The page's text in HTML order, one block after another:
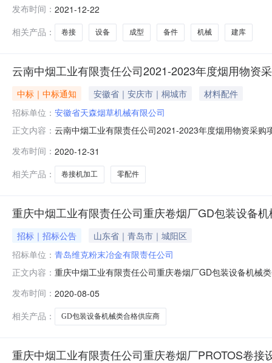
人为：第一名：武汉凤翔科技发展有限公司；投标报价
发布时间： 2021-12-22
相关产品：
卷接 设备 成型 备件 机械 建库
云南中烟工业有限责任公司2021-2023年度烟用物资
中标｜中标通知 安徽省｜安庆市｜桐城市
材料配件
招标单位： 安徽省天森烟草机械有限公司
正文内容： 云南中烟工业有限责任公司2021-2023年度烟用物资采
通用五金配件;紧固件;其它设备;国信招标有限责任公司
发布时间： 2020-12-31
相关产品：
卷接机加工 零配件
重庆中烟工业有限责任公司重庆卷烟厂GD包装设备
招标｜招标公告
山东省｜青岛市｜城阳区
招标单位： 青岛维克粉末冶金有限责任公司
正文内容： 重庆中烟工业有限责任公司重庆卷烟厂GD包装设备机械
秀明机械设备有限公司;项目负责人:;报价:0.00元/%;工期
发布时间： 2020-08-05
相关产品：
GD包装设备机械类合格供应商
重庆中烟工业有限责任公司重庆卷烟厂PROTOS卷